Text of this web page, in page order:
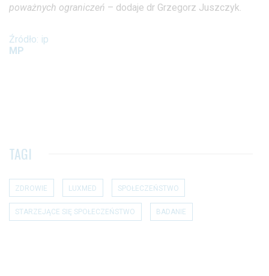
poważnych ograniczeń – dodaje dr Grzegorz Juszczyk.
Źródło: ip
MP
TAGI
ZDROWIE LUXMED SPOŁECZEŃSTWO
STARZEJĄCE SIĘ SPOŁECZEŃSTWO BADANIE